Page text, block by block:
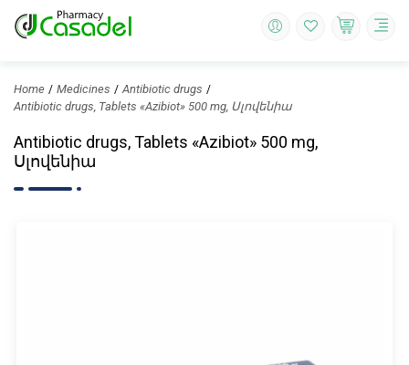
Home Medicines
Antibiotic drugs
Antibiotic drugs, Tablets «Azibiot» 500 mg, Սլովենիա
Antibiotic drugs, Tablets «Azibiot» 500 mg,
Սլովենիա